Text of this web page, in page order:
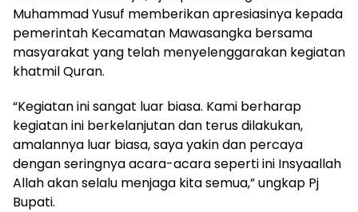
Muhammad Yusuf memberikan apresiasinya kepada
pemerintah Kecamatan Mawasangka bersama
masyarakat yang telah menyelenggarakan kegiatan
khatmil Quran.
“Kegiatan ini sangat luar biasa. Kami berharap
kegiatan ini berkelanjutan dan terus dilakukan,
amalannya luar biasa, saya yakin dan percaya
dengan seringnya acara-acara seperti ini Insyaallah
Allah akan selalu menjaga kita semua,” ungkap Pj
Bupati.